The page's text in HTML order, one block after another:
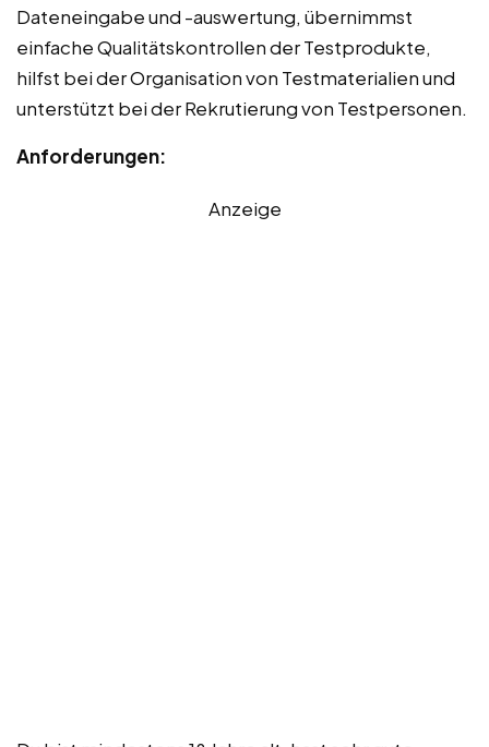
Dateneingabe und -auswertung, übernimmst
einfache Qualitätskontrollen der Testprodukte,
hilfst bei der Organisation von Testmaterialien und
unterstützt bei der Rekrutierung von Testpersonen.
Anforderungen:
Anzeige